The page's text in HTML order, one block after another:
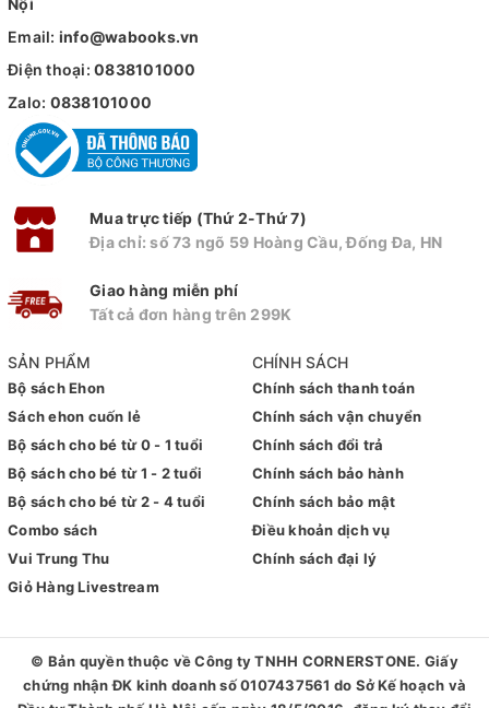
SẢN PHẨM
Bộ sách Ehon
Sách ehon cuốn lẻ
Bộ sách cho bé từ 0 - 1 tuổi
Bộ sách cho bé từ 1 - 2 tuổi
Bộ sách cho bé từ 2 - 4 tuổi
Combo sách
Vui Trung Thu
Giỏ Hàng Livestream
CHÍNH SÁCH
Chính sách thanh toán
Chính sách vận chuyển
Chính sách đổi trả
Chính sách bảo hành
Chính sách bảo mật
Điều khoản dịch vụ
Chính sách đại lý
Email: info@wabooks.vn
Điện thoại: 0838101000
Zalo: 0838101000
Mua trực tiếp (Thứ 2-Thứ 7)
Địa chỉ: số 73 ngõ 59 Hoàng Cầu, Đống Đa, HN
Giao hàng miễn phí
Tất cả đơn hàng trên 299K
© Bản quyền thuộc vềCông ty TNHH CORNERSTONE. Giấy
chứng nhận ĐK kinh doanh số 0107437561 do Sở Kế hoạch và